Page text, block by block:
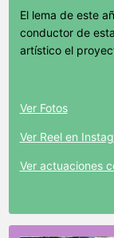
El lema de este
conductor de
artístico el
Ver Fotos
Ver Reel en
Ver actuaciones